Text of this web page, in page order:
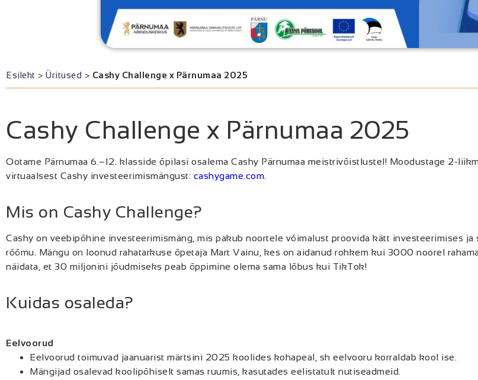
Esileht > Üritused > Cashy Challenge x Pärnumaa 2025
Cashy Challenge x Pärnumaa 2025
Ootame Pärnumaa 6.–12. klasside õpilasi osalema Cashy Pärnumaa meistrivõistlustel! Moodustage 2-
virtuaalsest Cashy investeerimismängust: cashygame.com.
Mis on Cashy Challenge?
Cashy on veebipõhine investeerimismäng, mis pakub noortele võimalust proovida kätt investeerimises ja
rõõmu. Mängu on loonud rahatarkuse õpetaja Mart Vainu, kes on aidanud rohkem kui 3000 noorel
näidata, et 30 miljonini jõudmiseks peab õppimine olema sama lõbus kui TikTok!
Kuidas osaleda?
Eelvoorud
Eelvoorud toimuvad jaanuarist märtsini 2025 koolides kohapeal, sh eelvooru korraldab kool ise.
Mängijad osalevad koolipõhiselt samas ruumis, kasutades eelistatult nutiseadmeid.